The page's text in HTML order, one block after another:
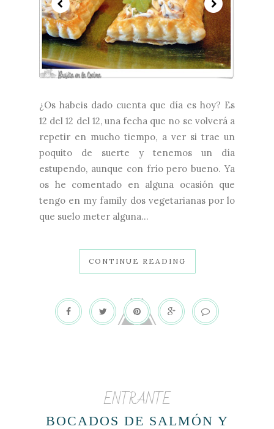
¿Os habeis dado cuenta que día es hoy? Es
12 del 12 del 12, una fecha que no se volverá a
repetir en mucho tiempo, a ver si trae un
poquito de suerte y tenemos un día
estupendo, aunque con frío pero bueno. Ya
os he comentado en alguna ocasión que
tengo en my family dos vegetarianas por lo
que suelo meter alguna...
CONTINUE READING
ENTRANTE
BOCADOS DE SALMÓN Y